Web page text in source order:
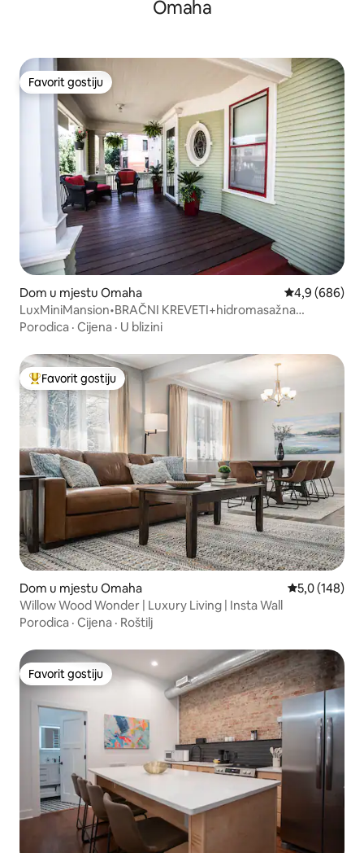
Omaha
Favorit gostiju
Favorit gostiju
Dom u mjestu Omaha Prosječna
4,9 (686)
LuxMiniMansion•BRAČNI KREVETI+hidromasažna
kada+sauna+ognjište+dvorište
Porodica · Cijena · U blizini
Glavni favorit gostiju
Favorit gostiju
Dom u mjestu Omaha Prosječna
5,0 (148)
Willow Wood Wonder | Luxury Living | Insta Wall
Porodica · Cijena · Roštilj
Favorit gostiju
Favorit gostiju